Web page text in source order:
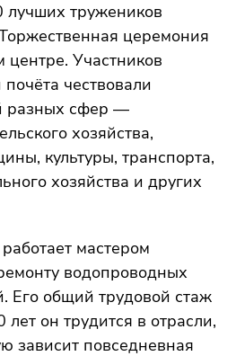
лучших тружеников
церемония
Участников
чествовали
разных сфер —
хозяйства,
культуры, транспорта,
хозяйства и других
мастером
водопроводных
Его общий трудовой стаж
он трудится в отрасли,
зависит повседневная